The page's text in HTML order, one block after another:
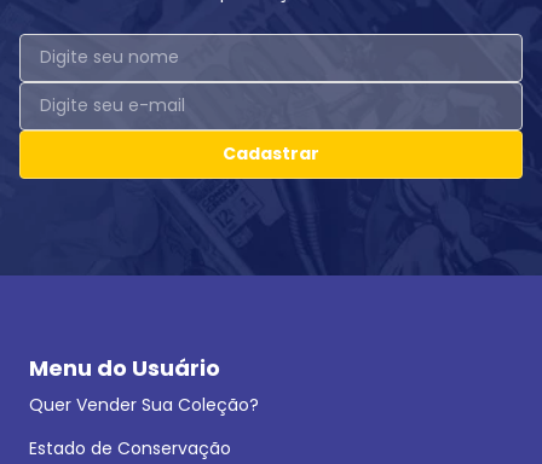
Cadastrar
Menu do Usuário
Quer Vender Sua Coleção?
Estado de Conservação